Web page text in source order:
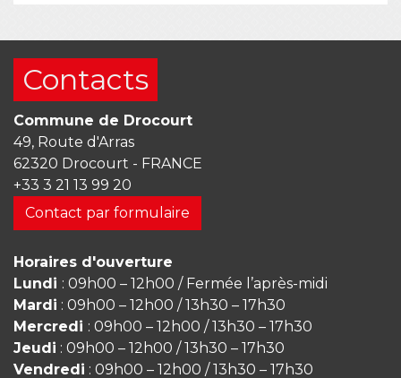
Contacts
Commune de Drocourt
49, Route d'Arras
62320 Drocourt - FRANCE
+33 3 21 13 99 20
Contact par formulaire
Horaires d'ouverture
Lundi : 09h00 – 12h00 / Fermée l’après-midi
Mardi : 09h00 – 12h00 / 13h30 – 17h30
Mercredi : 09h00 – 12h00 / 13h30 – 17h30
Jeudi : 09h00 – 12h00 / 13h30 – 17h30
Vendredi : 09h00 – 12h00 / 13h30 – 17h30